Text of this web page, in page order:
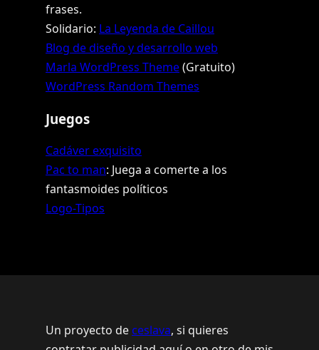
frases.
Solidario: La Leyenda de Caillou
Blog de diseño y desarrollo web
Marla WordPress Theme(Gratuito)
WordPress Random Themes
Juegos
Cadáver exquisito
Pac to man: Juega a comerte a los
fantasmoides políticos
Logo-Tipos
Un proyecto de ceslava, si quieres